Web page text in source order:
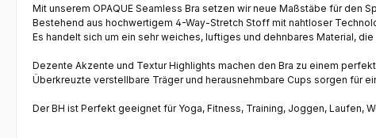
Mit unserem OPAQUE Seamless Bra setzen wir neue Maßstäbe für den
Bestehend aus hochwertigem 4-Way-Stretch Stoff mit nahtloser
Es handelt sich um ein sehr weiches, luftiges und dehnbares Material,
Dezente Akzente und Textur Highlights machen den Bra zu einem
Überkreuzte verstellbare Träger und herausnehmbare Cups sorgen für
Der BH ist Perfekt geeignet für Yoga, Fitness, Training, Joggen, Laufen,